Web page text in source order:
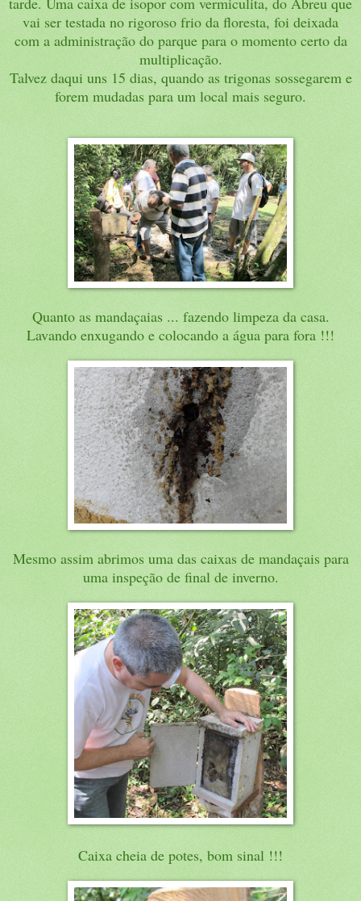
vai ser testada no rigoroso frio da floresta, foi deixada
com a administração do parque para o momento certo da
multiplicação.
Talvez daqui uns 15 dias, quando as trigonas sossegarem e
forem mudadas para um local mais seguro.
Quanto as mandaçaias ... fazendo limpeza da casa.
Lavando enxugando e colocando a água para fora !!!
Mesmo assim abrimos uma das caixas de mandaçais para
uma inspeção de final de inverno.
Caixa cheia de potes, bom sinal !!!